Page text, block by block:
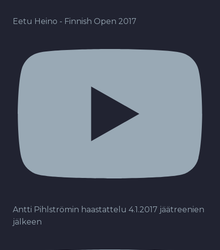
Eetu Heino - Finnish Open 2017
Antti Pihlströmin haastattelu 4.1.2017 jäätreenien
jälkeen